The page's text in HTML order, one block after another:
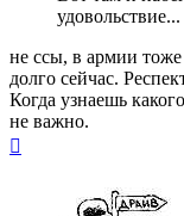
удовольствие...
не ссы, в армии
долго сейчас.
Когда узнаешь
не важно.